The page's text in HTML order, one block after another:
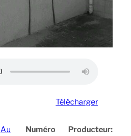
Télécharger
Au
Numéro
Producteur: